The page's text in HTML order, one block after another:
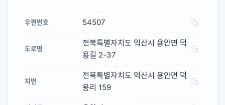
우편번호 54507
도로명
전북특별자치도 익산시 용안면 덕
용길 2-37
지번
전북특별자치도 익산시 용안면 덕
용리 159